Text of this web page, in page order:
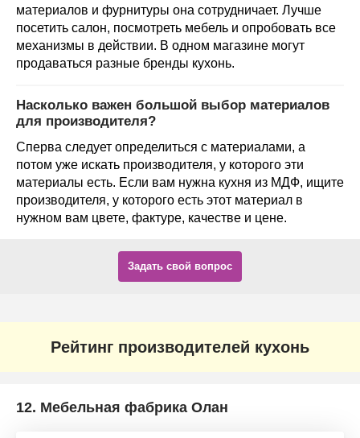
материалов и фурнитуры она сотрудничает. Лучше
посетить салон, посмотреть мебель и опробовать все
механизмы в действии. В одном магазине могут
продаваться разные бренды кухонь.
Насколько важен большой выбор материалов
для производителя?
Сперва следует определиться с материалами, а
потом уже искать производителя, у которого эти
материалы есть. Если вам нужна кухня из МДФ, ищите
производителя, у которого есть этот материал в
нужном вам цвете, фактуре, качестве и цене.
Задать свой вопрос
Рейтинг производителей кухонь
12. Мебельная фабрика Олан